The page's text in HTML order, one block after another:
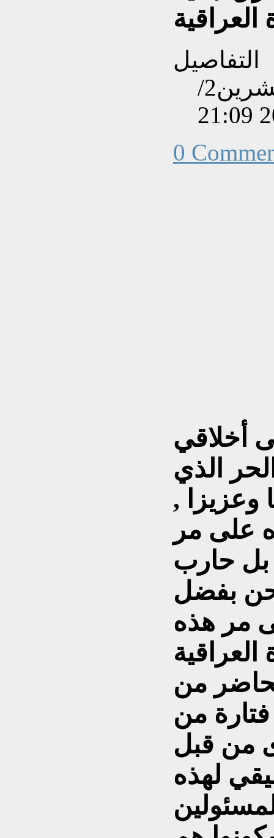
العراقية
التفاصيل
تم إنشاءه بتاريخ الإثنين, 26 تشرين2/
0
أخلاقي
الذي
,
على مر
بل حارب
نحن بفضل
مر هذه
من
من
من قبل
لهذه